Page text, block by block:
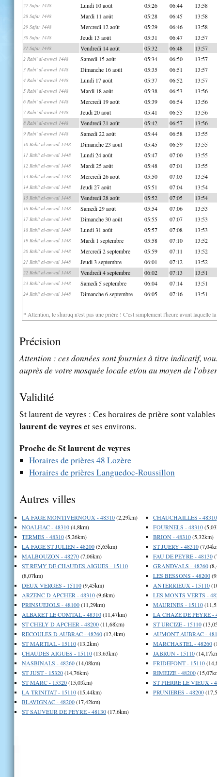
27 Safar 1448 Lundi 10 août 05:26 06:44 13:58
28 Safar 1448 Mardi 11 août 05:28 06:45 13:58
29 Safar 1448 Mercredi 12 août 05:29 06:46 13:58
30 Safar 1448 Jeudi 13 août 05:31 06:47 13:57
31 Safar 1448 Vendredi 14 août 05:32 06:48 13:57
2 Rabi' al-awwal 1448 Samedi 15 août 05:34 06:50 13:57
3 Rabi' al-awwal 1448 Dimanche 16 août 05:35 06:51 13:57
4 Rabi' al-awwal 1448 Lundi 17 août 05:37 06:52 13:57
5 Rabi' al-awwal 1448 Mardi 18 août 05:38 06:53 13:56
6 Rabi' al-awwal 1448 Mercredi 19 août 05:39 06:54 13:56
7 Rabi' al-awwal 1448 Jeudi 20 août 05:41 06:55 13:56
8 Rabi' al-awwal 1448 Vendredi 21 août 05:42 06:57 13:56
9 Rabi' al-awwal 1448 Samedi 22 août 05:44 06:58 13:55
10 Rabi' al-awwal 1448 Dimanche 23 août 05:45 06:59 13:55
11 Rabi' al-awwal 1448 Lundi 24 août 05:47 07:00 13:55
12 Rabi' al-awwal 1448 Mardi 25 août 05:48 07:01 13:55
13 Rabi' al-awwal 1448 Mercredi 26 août 05:50 07:03 13:54
14 Rabi' al-awwal 1448 Jeudi 27 août 05:51 07:04 13:54
15 Rabi' al-awwal 1448 Vendredi 28 août 05:52 07:05 13:54
16 Rabi' al-awwal 1448 Samedi 29 août 05:54 07:06 13:53
17 Rabi' al-awwal 1448 Dimanche 30 août 05:55 07:07 13:53
18 Rabi' al-awwal 1448 Lundi 31 août 05:57 07:08 13:53
19 Rabi' al-awwal 1448 Mardi 1 septembre 05:58 07:10 13:52
20 Rabi' al-awwal 1448 Mercredi 2 septembre 05:59 07:11 13:52
21 Rabi' al-awwal 1448 Jeudi 3 septembre 06:01 07:12 13:52
22 Rabi' al-awwal 1448 Vendredi 4 septembre 06:02 07:13 13:51
23 Rabi' al-awwal 1448 Samedi 5 septembre 06:04 07:14 13:51
24 Rabi' al-awwal 1448 Dimanche 6 septembre 06:05 07:16 13:51
* Attention, le shuruq n'est pas une prière ! C'est simplement l'heure avant laquelle
Précision
Attention : ces données sont fournies à titre indicatif,
auprès de votre mosquée locale et/ou au moyen de
Validité
St laurent de veyres : Ces horaires de prière sont
laurent de veyreset ses environs.
Proche de St laurent de veyres
Horaires de prières 48 Lozère
Horaires de prières Languedoc-Roussillon
Autres villes
LA FAGE MONTIVERNOUX - 48310(2,29km)
NOALHAC - 48310(4,8km)
TERMES - 48310(5,26km)
LA FAGE ST JULIEN - 48200(5,65km)
MALBOUZON - 48270(7,06km)
ST REMY DE CHAUDES AIGUES - 15110
(8,07km)
DEUX VERGES - 15110(9,45km)
ARZENC D APCHER - 48310(9,6km)
PRINSUEJOLS - 48100(11,29km)
ALBARET LE COMTAL - 48310(11,47km)
ST CHELY D APCHER - 48200(11,68km)
RECOULES D AUBRAC - 48260(12,4km)
ST MARTIAL - 15110(13,2km)
CHAUDES AIGUES - 15110(13,63km)
NASBINALS - 48260(14,08km)
ST JUST - 15320(14,76km)
ST MARC - 15320(15,03km)
LA TRINITAT - 15110(15,44km)
BLAVIGNAC - 48200(17,42km)
ST SAUVEUR DE PEYRE - 48130(17,6km)
CHAUCHAILLES - 48310
FOURNELS - 48310
BRION - 48310(5,32km)
ST JUERY - 48310
FAU DE PEYRE - 48130
GRANDVALS - 48260
LES BESSONS - 48200
ANTERRIEUX - 15110
LES MONTS VERTS -
MAURINES - 15110
LA CHAZE DE PEYRE -
ST URCIZE - 15110
AUMONT AUBRAC -
MARCHASTEL - 48260
JABRUN - 15110
FRIDEFONT - 15110
RIMEIZE - 48200
ST PIERRE LE VIEUX -
PRUNIERES - 48200